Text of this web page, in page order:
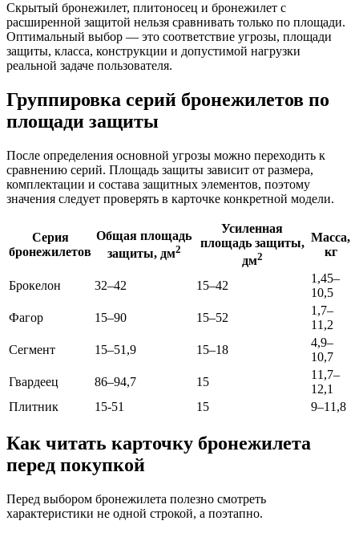
Скрытый бронежилет, плитоносец и бронежилет с
расширенной защитой нельзя сравнивать только по площади.
Оптимальный выбор — это соответствие угрозы, площади
защиты, класса, конструкции и допустимой нагрузки
реальной задаче пользователя.
Группировка серий бронежилетов по
площади защиты
После определения основной угрозы можно переходить к
сравнению серий. Площадь защиты зависит от размера,
комплектации и состава защитных элементов, поэтому
значения следует проверять в карточке конкретной модели.
Серия
бронежилетов
Общая площадь
защиты, дм2
Усиленная
площадь защиты,
дм2
Масса,
кг
Брокелон 32–42 15–42
1,45–
10,5
Фагор
15–90 15–52
1,7–
11,2
Сегмент
15–51,9 15–18
4,9–
10,7
Гвардеец
86–94,7 15
11,7–
12,1
Плитник
15-51 15 9–11,8
Как читать карточку бронежилета
перед покупкой
Перед выбором бронежилета полезно смотреть
характеристики не одной строкой, а поэтапно.